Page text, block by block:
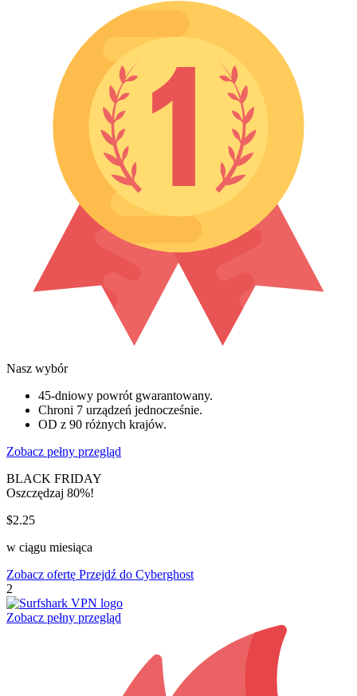
Nasz wybór
45-dniowy powrót gwarantowany.
Chroni 7 urządzeń jednocześnie.
OD z 90 różnych krajów.
Zobacz pełny przegląd
BLACK FRIDAY
Oszczędzaj 80%!
$2.25
w ciągu miesiąca
Zobacz ofertę Przejdź do Cyberghost
2
Zobacz pełny przegląd